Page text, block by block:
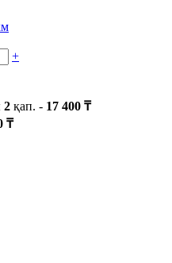
+
2 қап. - 17 400 ₸
₸